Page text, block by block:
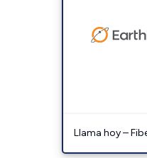
Llama hoy –